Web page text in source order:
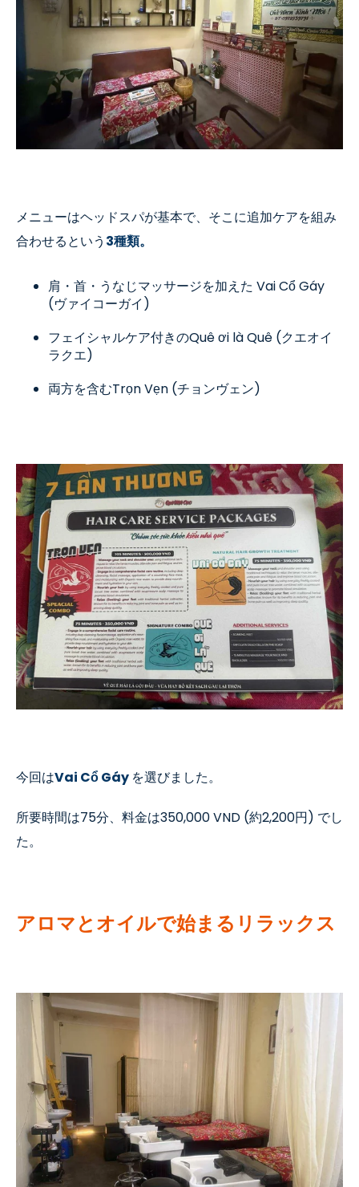
メニューはヘッドスパが基本で、そこに追加ケアを組み
合わせるという 3種類。
肩・首・うなじマッサージを加えた Vai Cổ Gáy
(ヴァイコーガイ )
フェイシャルケア付きのQuêơi là Quê (クエオイ
ラクエ)
両方を含むTrọn Vẹn (チョンヴェン)
今回はVai Cổ Gáy を選びました。
所要時間は75分、料金は350,000 VND (約2,200円) でし
た。
アロマとオイルで始まるリラックス